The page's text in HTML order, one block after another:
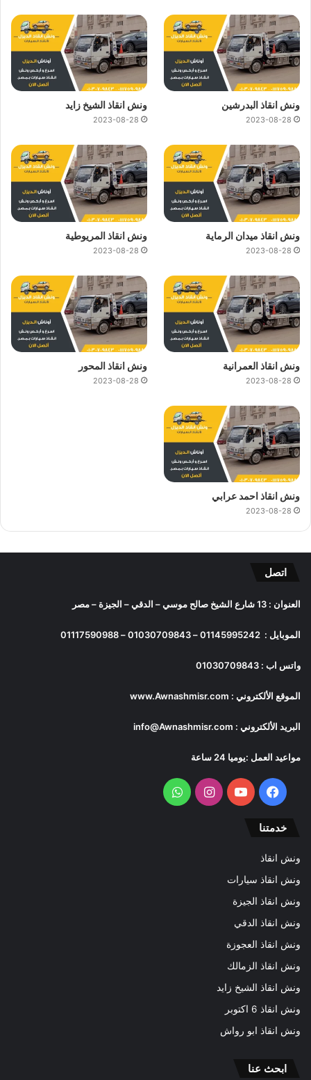
ونش انقاذ البدرشين
2023-08-28
ونش انقاذ الشيخ زايد
2023-08-28
ونش انقاذ ميدان الرماية
2023-08-28
ونش انقاذ المريوطية
2023-08-28
ونش انقاذ العمرانية
2023-08-28
ونش انقاذ المحور
2023-08-28
ونش انقاذ احمد عرابي
2023-08-28
اتصل
العنوان : 13 شارع الشيخ صالح موسي – الدقي – الجيزة – مصر
الموبايل : 01145995242
–
01030709843
–
01117590988
واتس اب : 01030709843
الموقع الألكتروني : www.Awnashmisr.com
البريد الألكتروني : info@Awnashmisr.com
مواعيد العمل :يوميا 24 ساعة
فيسبوكيوتيوب انستقرامواتساب
خدمتنا
ونش انقاذ
ونش انقاذ سيارات
ونش انقاذ الجيزة
ونش انقاذ الدقي
ونش انقاذ العجوزة
ونش انقاذ الزمالك
ونش انقاذ الشيخ زايد
ونش انقاذ 6 اكتوبر
ونش انقاذ ابو رواش
ابحث عنا